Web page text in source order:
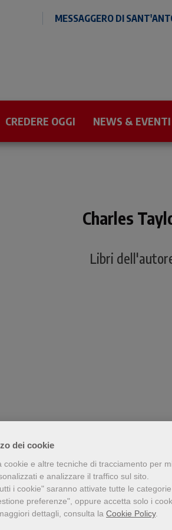
dei cookie
cookie e altre tecniche di tracciamento per
e analizzare il traffico sul sito.
i cookie" saranno attivate tutte le categorie
preferenze", oppure accetta solo i
dettagli, consulta la Cookie Policy.
MESSAGGERO DI
CREDERE OGGI NEWS & EVENTI
Charles
Libri